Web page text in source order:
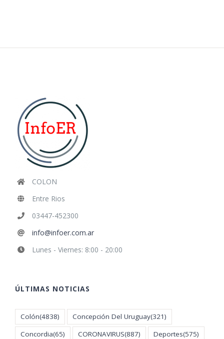
COLON
Entre Rios
03447-452300
info@infoer.com.ar
Lunes - Viernes: 8:00 - 20:00
ÚLTIMAS NOTICIAS
Colón(4838) Concepción Del Uruguay(321)
Concordia(65) CORONAVIRUS(887) Deportes(575)